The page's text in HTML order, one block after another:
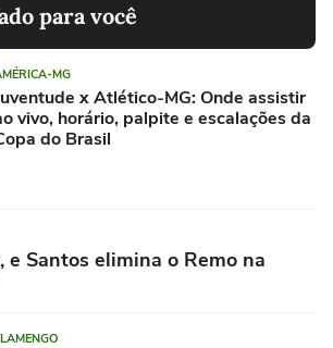
para você
MG
x Atlético-MG: Onde assistir
vivo, horário, palpite e escalações da
do Brasil
e Santos elimina o Remo na